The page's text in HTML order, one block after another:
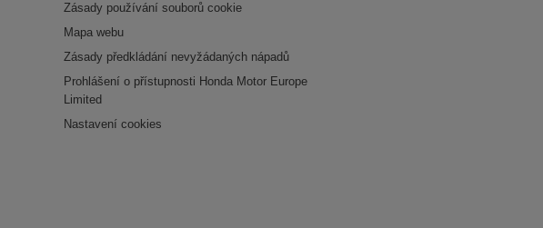
Zásady používání souborů cookie
Mapa webu
Zásady předkládání nevyžádaných nápadů
Prohlášení o přístupnosti Honda Motor Europe
Limited
Nastavení cookies